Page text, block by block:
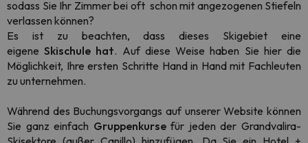
sodass Sie Ihr Zimmer bei oft schon mit angezogenen Stiefeln
verlassen können?
Es ist zu beachten, dass dieses Skigebiet eine
eigeneSkischule hat. Auf diese Weise haben Sie hier die
Möglichkeit, Ihre ersten Schritte Hand in Hand mit Fachleuten
zu unternehmen.
Während des Buchungsvorgangs auf unserer Website können
Sie ganz einfach Gruppenkursefür jeden der Grandvalira-